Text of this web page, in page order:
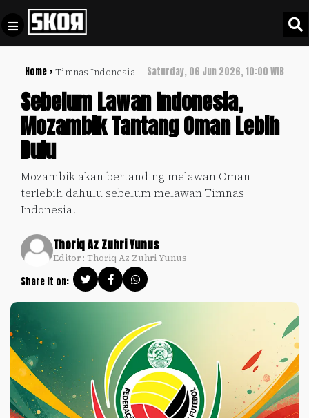
Home > Timnas Indonesia Saturday, 06 Jun 2026, 10:00 WIB
Sebelum Lawan Indonesia,
Mozambik Tantang Oman Lebih
Dulu
Mozambik akan bertanding melawan Oman
terlebih dahulu sebelum melawan Timnas
Indonesia.
Thoriq Az Zuhri Yunus
Editor : Thoriq Az Zuhri Yunus
Share it on:
Football +
Culture +
+
Timnas
Indonesia
SKOR
SPECIAL
Video
Policy
Pedoman
Pemberitaan
Media
Siber
Disclaimer
Kami